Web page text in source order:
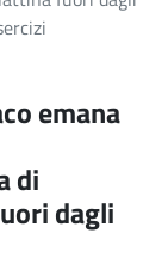
emana
di
dagli